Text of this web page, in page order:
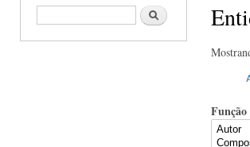
Search form Search
Função